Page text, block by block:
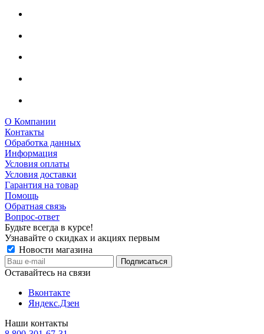
О Компании
Контакты
Обработка данных
Информация
Условия оплаты
Условия доставки
Гарантия на товар
Помощь
Обратная связь
Вопрос-ответ
Будьте всегда в курсе!
Узнавайте о скидках и акциях первым
Новости магазина
Оставайтесь на связи
Вконтакте
Яндекс.Дзен
Наши контакты